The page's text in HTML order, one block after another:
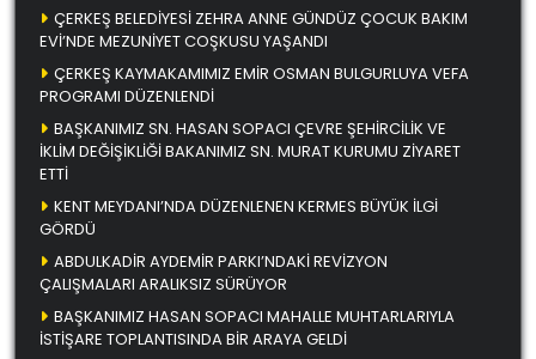
ÇERKEŞ BELEDİYESİ ZEHRA ANNE GÜNDÜZ ÇOCUK BAKIM
EVİ’NDE MEZUNİYET COŞKUSU YAŞANDI
ÇERKEŞ KAYMAKAMIMIZ EMİR OSMAN BULGURLUYA VEFA
PROGRAMI DÜZENLENDİ
BAŞKANIMIZ SN. HASAN SOPACI ÇEVRE ŞEHİRCİLİK VE
İKLİM DEĞİŞİKLİĞİ BAKANIMIZ SN. MURAT KURUMU ZİYARET
ETTİ
KENT MEYDANI’NDA DÜZENLENEN KERMES BÜYÜK İLGİ
GÖRDÜ
ABDULKADİR AYDEMİR PARKI’NDAKİ REVİZYON
ÇALIŞMALARI ARALIKSIZ SÜRÜYOR
BAŞKANIMIZ HASAN SOPACI MAHALLE MUHTARLARIYLA
İSTİŞARE TOPLANTISINDA BİR ARAYA GELDİ